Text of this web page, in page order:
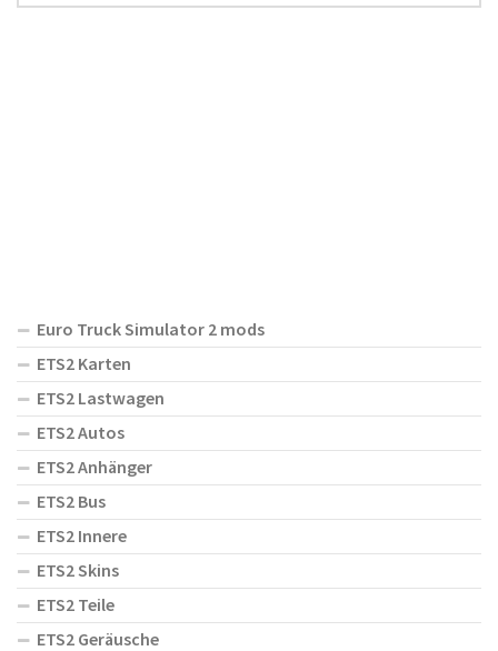
Euro Truck Simulator 2 mods
ETS2 Karten
ETS2 Lastwagen
ETS2 Autos
ETS2 Anhänger
ETS2 Bus
ETS2 Innere
ETS2 Skins
ETS2 Teile
ETS2 Geräusche